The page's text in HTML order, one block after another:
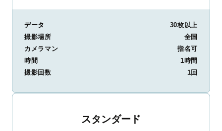
データ
30枚以上
撮影場所
全国
カメラマン
指名可
時間
1時間
撮影回数
1回
スタンダード